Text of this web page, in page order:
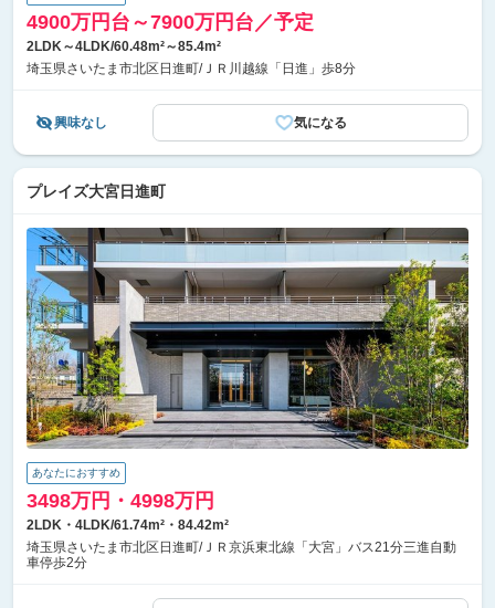
4900万円台～7900万円台／予定
2LDK～4LDK/60.48m²～85.4m²
埼玉県さいたま市北区日進町/ＪＲ川越線「日進」歩8分
興味なし 気になる
プレイズ大宮日進町
あなたにおすすめ
3498万円・4998万円
2LDK・4LDK/61.74m²・84.42m²
埼玉県さいたま市北区日進町/ＪＲ京浜東北線「大宮」バス21分三進自動
車停歩2分